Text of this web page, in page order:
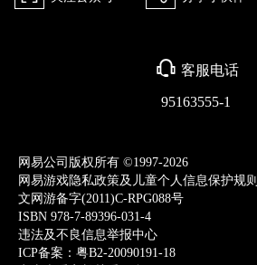
򰀃 客服电话
95163555-1
网易公司版权所有 ©1997-2026
网易游戏隐私政策及儿童个人信息保护规则
文网游备字(2011)C-RPG088号
ISBN 978-7-89396-031-4
违法及不良信息举报中心
ICP备案：粤B2-20090191-18